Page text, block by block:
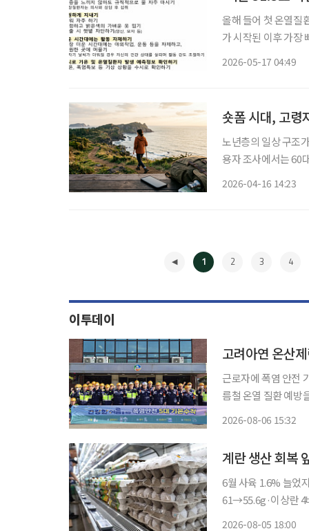
올해 들어 첫 온열질
가 시작된 이후 가장 빠른 시기의
2026-05-17 04:49
숏폼 시대, 고령
노년층의 일상 구조
용자 조사에서는 60
2026-04-16 14:23
1 2 3 4
이투데이
고려아연 온산
근로자에 폭염 안전 기본수칙 안내 고려아연 온산제련
름철 온열 질환 예방을 위
2026-08-06 15:32
계란 생산 회복
6월 사육 1.6% 늘
61→55.6g·이상란 4배…가금류 폐사
2026-08-05 18:00